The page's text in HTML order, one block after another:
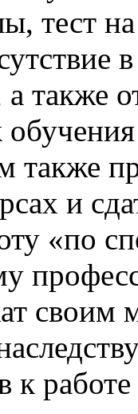
тест
также
также
и
«по
своим
к